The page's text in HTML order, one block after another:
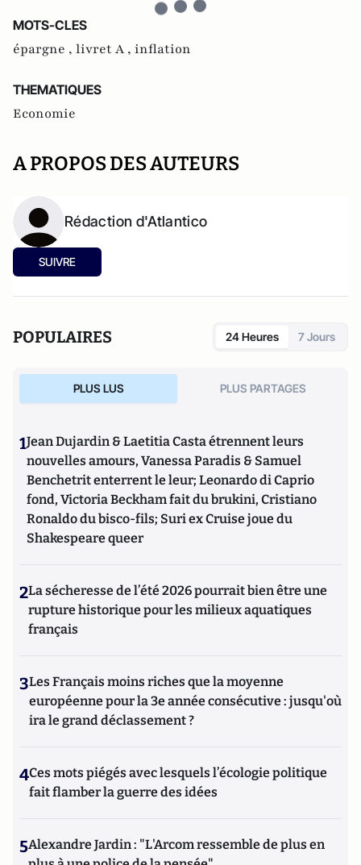
MOTS-CLES
épargne , livret A , inflation
THEMATIQUES
Economie
A PROPOS DES AUTEURS
Rédaction d'Atlantico
SUIVRE
POPULAIRES 24 Heures 7 Jours
PLUS LUS PLUS PARTAGES
1Jean Dujardin & Laetitia Casta étrennent leurs
nouvelles amours, Vanessa Paradis & Samuel
Benchetrit enterrent le leur; Leonardo di Caprio
fond, Victoria Beckham fait du brukini, Cristiano
Ronaldo du bisco-fils; Suri ex Cruise joue du
Shakespeare queer
2La sécheresse de l’été 2026 pourrait bien être une
rupture historique pour les milieux aquatiques
français
3Les Français moins riches que la moyenne
européenne pour la 3e année consécutive : jusqu'où
ira le grand déclassement ?
4Ces mots piégés avec lesquels l’écologie politique
fait flamber la guerre des idées
5Alexandre Jardin : "L'Arcom ressemble de plus en